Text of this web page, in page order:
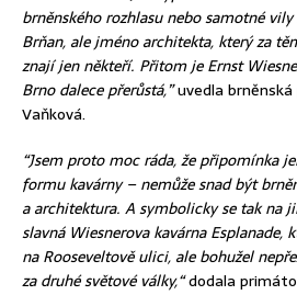
brněnského rozhlasu nebo samotné
Brňan, ale jméno architekta, který za
znají jen někteří. Přitom je Ernst
Brno dalece přerůstá,”uvedla
Vaňková.
“Jsem proto moc ráda, že připomínka
formu kavárny – nemůže snad být
a architektura. A symbolicky se tak na
slavná Wiesnerova kavárna Esplanade,
na Rooseveltově ulici, ale bohužel
za druhé světové války,“dodala